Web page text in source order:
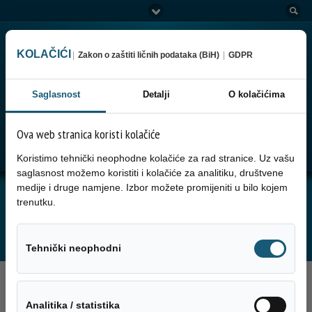
Go to:
JUTARNJA SERVISNA INFORMACIJA ZA
27.03.2025. GODINE
KOLAČIĆI Zakon o zaštiti ličnih podataka (BiH) GDPR
Saglasnost Detalji O kolačićima
Ova web stranica koristi kolačiće
Koristimo tehnički neophodne kolačiće za rad stranice. Uz vašu
saglasnost možemo koristiti i kolačiće za analitiku, društvene
medije i druge namjene. Izbor možete promijeniti u bilo kojem
trenutku.
Tehnički neophodni Tehnički
Analitika / statistika Analitika /